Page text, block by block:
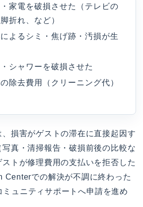
家電を破損させた（テレビの
折れ、など）
よるシミ・焦げ跡・汚損が生
シャワーを破損させた
除去費用（クリーニング代）
損害がゲストの滞在に直接起因す
真・清掃報告・破損前後の比較な
トが修理費用の支払いを拒否した
Centerでの解決が不調に終わった
ュニティサポートへ申請を進め